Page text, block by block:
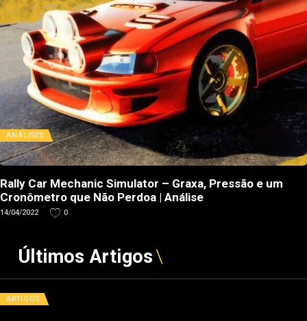
ANÁLISES
Rally Car Mechanic Simulator – Graxa, Pressão e um
Cronômetro que Não Perdoa | Análise
14/04/2022 0
Últimos Artigos
ARTIGOS